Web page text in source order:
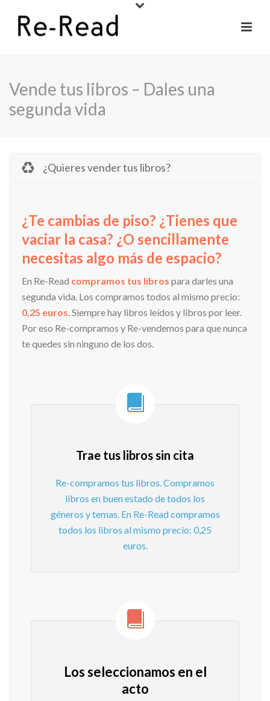
Vende tus libros – Dales una
segunda vida
¿Quieres vender tus libros?
¿Te cambias de piso? ¿Tienes que
vaciar la casa? ¿O sencillamente
necesitas algo más de espacio?
En Re-Read compramos tus libros para darles una
segunda vida. Los compramos todos al mismo precio:
0,25 euros. Siempre hay libros leídos y libros por leer.
Por eso Re-compramos y Re-vendemos para que nunca
te quedes sin ninguno de los dos.
Trae tus libros sin cita
Re-compramos tus libros. Compramos
libros en buen estado de todos los
géneros y temas. En Re-Read compramos
todos los libros al mismo precio: 0,25
euros.
Los seleccionamos en el
acto